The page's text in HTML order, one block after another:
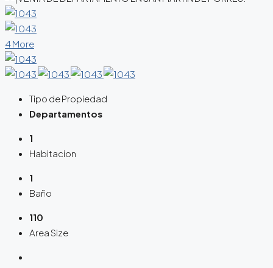
4 More
Tipo de Propiedad
Departamentos
1
Habitacion
1
Baño
110
Area Size